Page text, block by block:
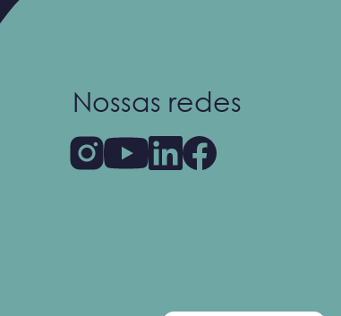
Nossas redes